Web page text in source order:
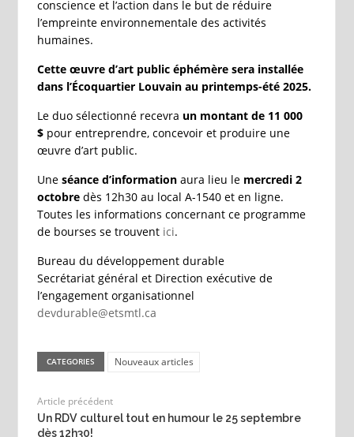
conscience et l’action dans le but de réduire
l’empreinte environnementale des activités
humaines.
Cette œuvre d’art public éphémère sera installée
dans l’Écoquartier Louvain au printemps-été 2025.
Le duo sélectionné recevra un montant de 11 000
$pour entreprendre, concevoir et produire une
œuvre d’art public.
Une séance d’informationaura lieu le mercredi 2
octobredès 12h30 au local A-1540 et en ligne.
Toutes les informations concernant ce programme
de bourses se trouvent ici.
Bureau du développement durable
Secrétariat général et Direction exécutive de
l’engagement organisationnel
devdurable@etsmtl.ca
CATEGORIES Nouveaux articles
Article précédent
Un RDV culturel tout en humour le 25 septembre
dès 12h30!